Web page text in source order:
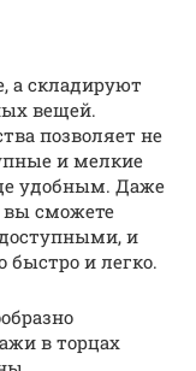
а складируют
вещей.
позволяет не
и мелкие
удобным. Даже
вы сможете
и
и легко.
в торцах